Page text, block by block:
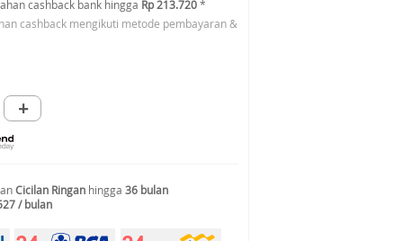
cashback bank hingga Rp 213.720*
cashback mengikuti metode pembayaran &
+
Cicilan Ringan hingga 36 bulan
/ bulan